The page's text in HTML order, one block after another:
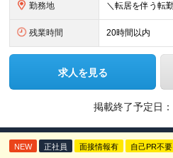
勤務地
残業時間 20時間以内
求人を見る
掲載終了予定日：
NEW 正社員 面接情報有 自己PR不要